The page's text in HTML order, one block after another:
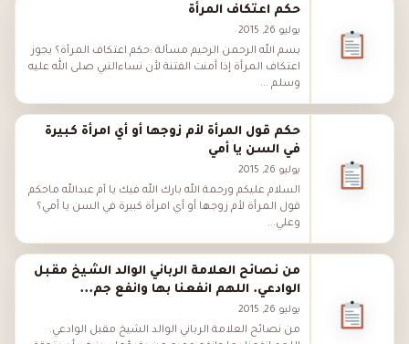
حكم اعتكاف المرأة
يوليو 26, 2015
بسم الله الرحمن الرحيم مسألة :حكم اعتكاف المرأة؟ يجوز
اعتكاف المرأة إذا أمنت الفتنة لأن نساءالنبي صلى الله عليه
وسلم ...
حكم قول المرأة لأم زوجها أو أي امرأة كبيرة
في السن يا أمي
يوليو 26, 2015
السلام عليكم ورحمة الله بارك الله فيك يا أم عبدالله ماحكم
قول المرأة لأم زوجها أو أي امرأة كبيرة في السن يا أمي؟
وعلي...
من نصائح العلامة الرباني الوالد الشيخ مقبل
الوادعي. اللهم انفعنا بها وانفع جم...
يوليو 26, 2015
من نصائح العلامة الرباني الوالد الشيخ مقبل الوادعي.